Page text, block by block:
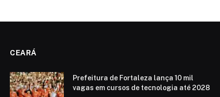
CEARÁ
Prefeitura de Fortaleza lança 10 mil
vagas em cursos de tecnologia até 2028